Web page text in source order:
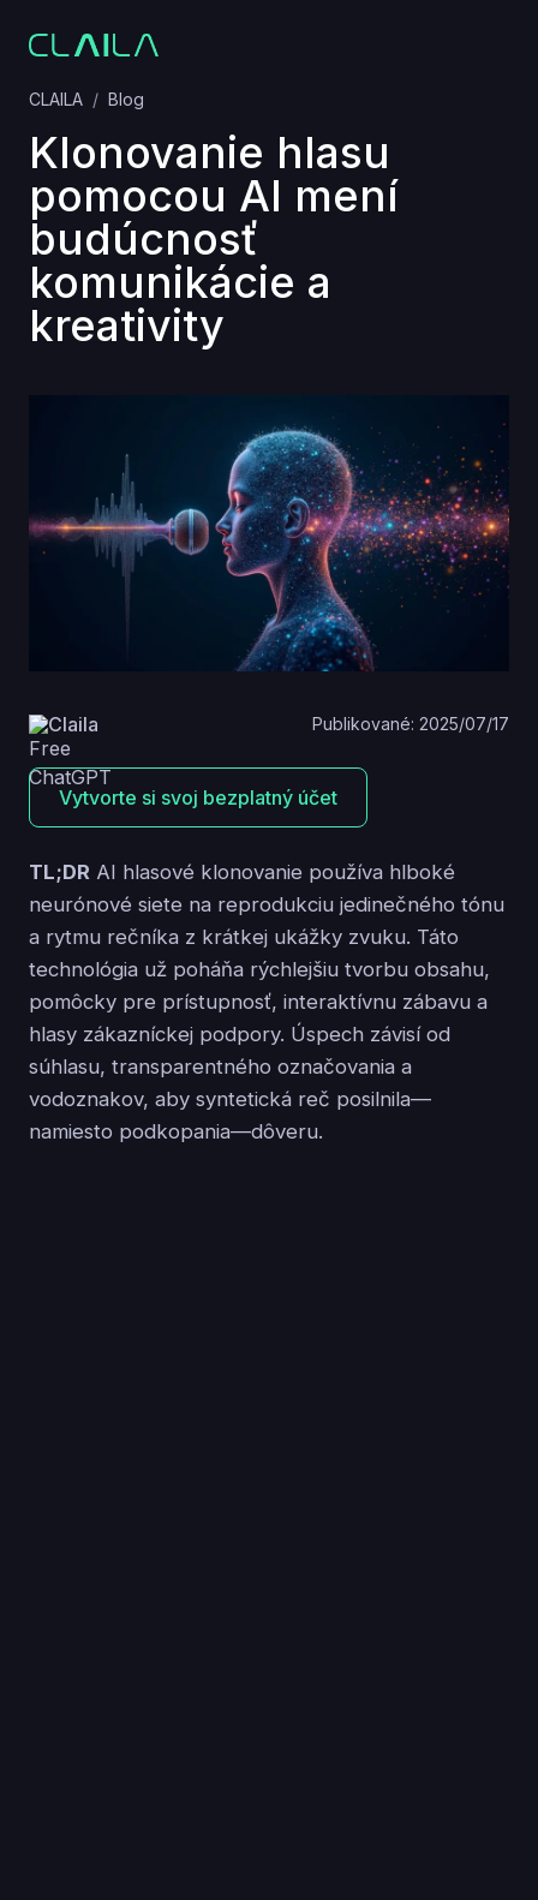
CLAILA Blog
Klonovanie hlasu
pomocou AI mení
budúcnosť
komunikácie a
kreativity
Claila Publikované: 2025/07/17
Vytvorte si svoj bezplatný účet
TL;DR AI hlasové klonovanie používa hlboké
neurónové siete na reprodukciu jedinečného tónu
a rytmu rečníka z krátkej ukážky zvuku. Táto
technológia už poháňa rýchlejšiu tvorbu obsahu,
pomôcky pre prístupnosť, interaktívnu zábavu a
hlasy zákazníckej podpory. Úspech závisí od
súhlasu, transparentného označovania a
vodoznakov, aby syntetická reč posilnila—
namiesto podkopania—dôveru.